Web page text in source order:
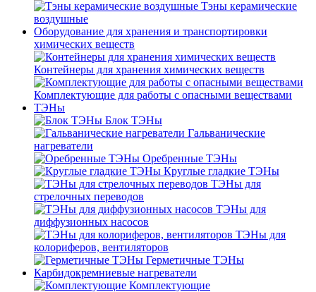
Тэны керамические
воздушные
Оборудование для хранения и транспортировки
химических веществ
Контейнеры для хранения химических веществ
Комплектующие для работы с опасными веществами
ТЭНы
Блок ТЭНы
Гальванические
нагреватели
Оребренные ТЭНы
Круглые гладкие ТЭНы
ТЭНы для
стрелочных переводов
ТЭНы для
диффузионных насосов
ТЭНы для
колориферов, вентиляторов
Герметичные ТЭНы
Карбидокремниевые нагреватели
Комплектующие